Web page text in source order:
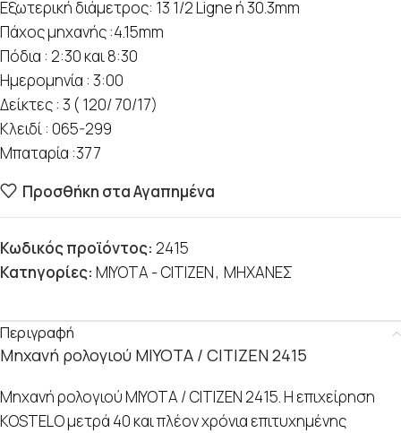
Εξωτερική διάμετρος: 13 1/2 Ligne ή 30.3mm
Πάχος μηχανής :4.15mm
Πόδια : 2:30 και 8:30
Ημερομηνία : 3:00
Δείκτες : 3 ( 120/ 70/17)
Κλειδί : 065-299
Μπαταρία :377
Προσθήκη στα Αγαπημένα
Κωδικός προϊόντος: 2415
Κατηγορίες: MIYOTA - CITIZEN, ΜΗΧΑΝΕΣ
Περιγραφή
Μηχανή ρολογιού MIYOTA / CITIZEN 2415
Μηχανή ρολογιού MIYOTA / CITIZEN 2415. Η επιχείρηση
KOSTELO μετρά 40 και πλέον χρόνια επιτυχημένης